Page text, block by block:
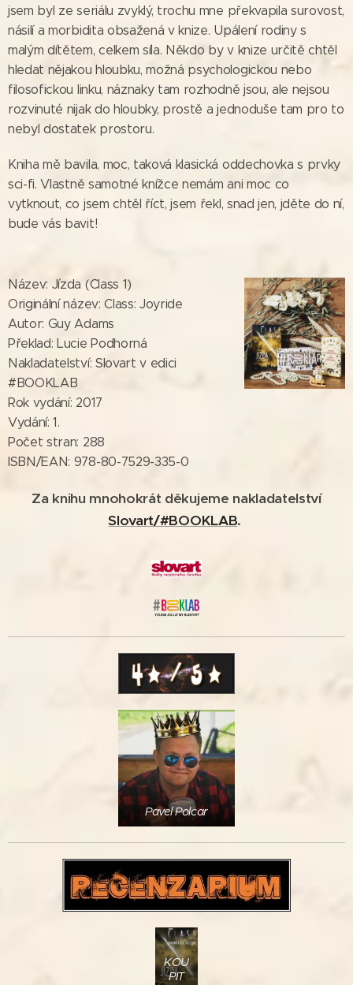
jsem byl ze seriálu zvyklý, trochu mne překvapila surovost,
násilí a morbidita obsažená v knize. Upálení rodiny s
malým dítětem, celkem síla. Někdo by v knize určitě chtěl
hledat nějakou hloubku, možná psychologickou nebo
filosofickou linku, náznaky tam rozhodně jsou, ale nejsou
rozvinuté nijak do hloubky, prostě a jednoduše tam pro to
nebyl dostatek prostoru.
Kniha mě bavila, moc, taková klasická oddechovka s prvky
sci-fi. Vlastně samotné knížce nemám ani moc co
vytknout, co jsem chtěl říct, jsem řekl, snad jen, jděte do ní,
bude vás bavit!
Název: Jízda (Class 1)
Originální název: Class: Joyride
Autor: Guy Adams
Překlad: Lucie Podhorná
Nakladatelství: Slovart v edici
#BOOKLAB
Rok vydání: 2017
Vydání: 1.
Počet stran: 288
ISBN/EAN: 978-80-7529-335-0
Za knihu mnohokrát děkujeme nakladatelství
Slovart/#BOOKLAB.
Pavel Polcar
KOU
PIT